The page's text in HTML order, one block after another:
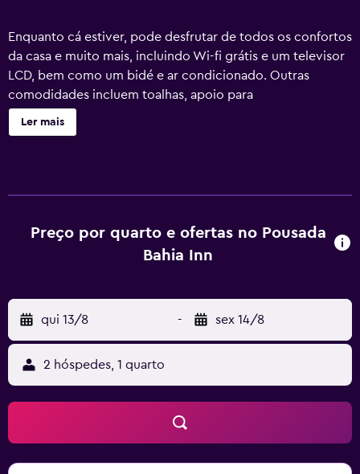
Enquanto cá estiver, pode desfrutar de todos os confortos
da casa e muito mais, incluindo Wi-fi grátis e um televisor
LCD, bem como um bidé e ar condicionado. Outras
comodidades incluem toalhas, apoio para
excursões/compra de bilhetes, funcionários multilingues e
acesso a um cofre.
Ler mais
Preço por quarto e ofertas no Pousada
Bahia Inn
qui 13/8 - sex 14/8
2 hóspedes, 1 quarto